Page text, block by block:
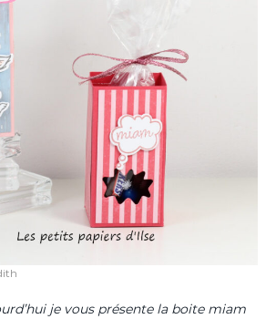
je vous présente la boite miam